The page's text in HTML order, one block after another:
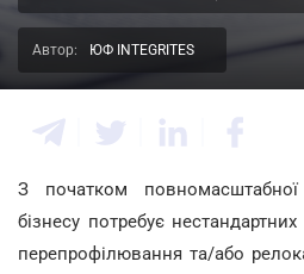
Автор: ЮФ INTEGRITES
З початком повномасштабної
бізнесу потребує
перепрофілювання та/або